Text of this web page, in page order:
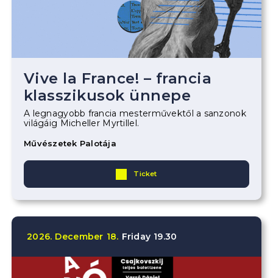
Vive la France! – francia
klasszikusok ünnepe
A legnagyobb francia mesterművektől a sanzonok
világáig Micheller Myrtillel.
Művészetek Palotája
Ticket
2026. December 18. Friday 19.30